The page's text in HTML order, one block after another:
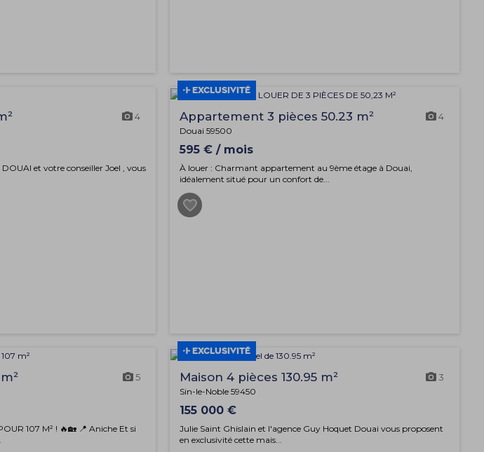
4
et votre conseiller Joel , vous
EXCLUSIVITÉ
Appartement 3 pièces 50.23 m² 4
Douai 59500
595 € / mois
À louer : Charmant appartement au 9ème étage à Douai,
idéalement situé pour un confort de...
5
! 🔥🏡 📍 Aniche Et si
EXCLUSIVITÉ
Maison 4 pièces 130.95 m² 3
Sin-le-Noble 59450
155 000 €
Julie Saint Ghislain et l'agence Guy Hoquet Douai vous proposent
en exclusivité cette mais...